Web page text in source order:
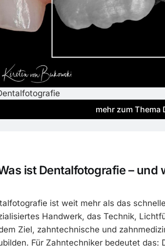
mehr zum
ist Dentalfotografie – und
ist weit mehr als das
Handwerk, das Technik,
Ziel, zahntechnische und
Für Zahntechniker bedeutet das: